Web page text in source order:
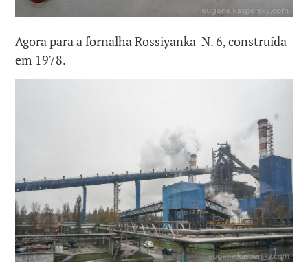
Agora para a fornalha Rossiyanka N. 6, construída
em 1978.